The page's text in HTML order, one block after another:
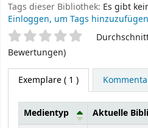
Tags dieser Bibliothek: Es gibt
Einloggen, um Tags
Sternchenbewertung
Bewertungen)
Exemplare( 1 )
Medientyp Aktuelle